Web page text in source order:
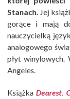
Stanach. Jej
gorące i mają
nauczycielką
analogowego
płyt winylowych.
Angeles.
Książka Dearest.